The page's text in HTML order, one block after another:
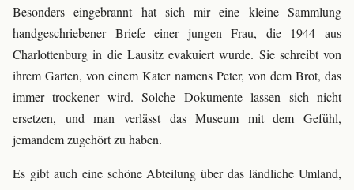
Besonders eingebrannt hat sich mir eine kleine Sammlung
handgeschriebener Briefe einer jungen Frau, die 1944 aus
Charlottenburg in die Lausitz evakuiert wurde. Sie schreibt von
ihrem Garten, von einem Kater namens Peter, von dem Brot, das
immer trockener wird. Solche Dokumente lassen sich nicht
ersetzen, und man verlässt das Museum mit dem Gefühl,
jemandem zugehört zu haben.
Es gibt auch eine schöne Abteilung über das ländliche Umland,